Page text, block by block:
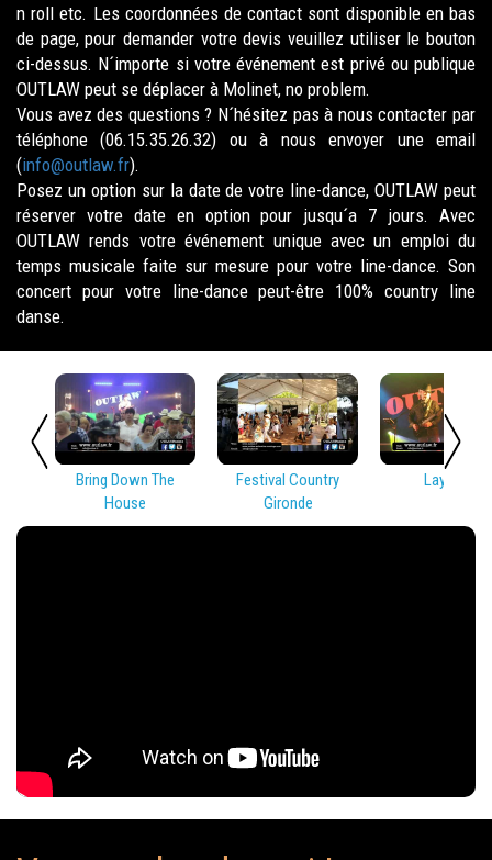
n roll etc. Les coordonnées de contact sont disponible en bas
de page, pour demander votre devis veuillez utiliser le bouton
ci-dessus. N´importe si votre événement est privé ou publique
OUTLAW peut se déplacer à Molinet, no problem.
Vous avez des questions ? N´hésitez pas à nous contacter par
téléphone (06.15.35.26.32) ou à nous envoyer une email
(info@outlaw.fr).
Posez un option sur la date de votre line-dance, OUTLAW peut
réserver votre date en option pour jusqu´a 7 jours. Avec
OUTLAW rends votre événement unique avec un emploi du
temps musicale faite sur mesure pour votre line-dance. Son
concert pour votre line-dance peut-être 100% country line
danse.
Bring Down The
House
Festival Country
Gironde
Lay Low